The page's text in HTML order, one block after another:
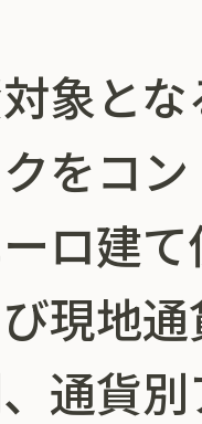
象と
をコ
ロ建
現地
通貨